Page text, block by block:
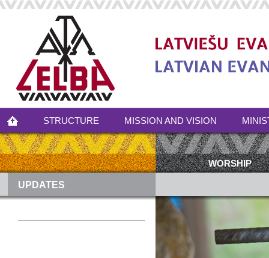
STRUCTURE MISSION AND VISION
WORSHIP
UPDATES